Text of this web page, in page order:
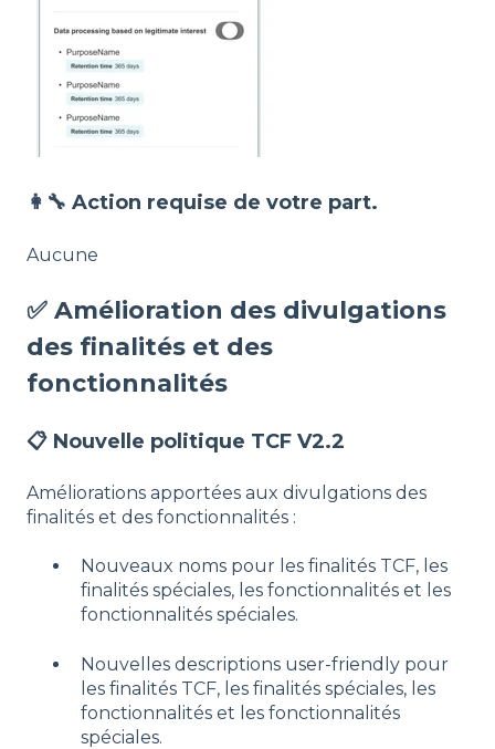
👩‍🔧 Action requise de votre part.
Aucune
✅ Amélioration des divulgations
des finalités et des
fonctionnalités
📋 Nouvelle politique TCF V2.2
Améliorations apportées aux divulgations des
finalités et des fonctionnalités :
Nouveaux noms pour les finalités TCF, les
finalités spéciales, les fonctionnalités et les
fonctionnalités spéciales.
Nouvelles descriptions user-friendly pour
les finalités TCF, les finalités spéciales, les
fonctionnalités et les fonctionnalités
spéciales.